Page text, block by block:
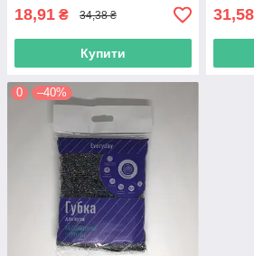
18,91 ₴ 34,38 ₴
Купити
31,58
0 –40%